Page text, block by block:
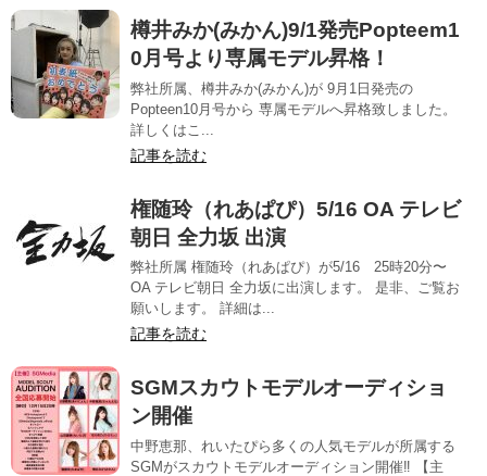
樽井みか(みかん)9/1発売Popteem1
0月号より専属モデル昇格！
弊社所属、樽井みか(みかん)が 9月1日発売の
Popteen10月号から 専属モデルへ昇格致しました。
詳しくはこ...
記事を読む
権随玲（れあぱぴ）5/16 OA テレビ
朝日 全力坂 出演
弊社所属 権随玲（れあぱぴ）が5/16 25時20分〜
OA テレビ朝日 全力坂に出演します。 是非、ご覧お
願いします。 詳細は...
記事を読む
SGMスカウトモデルオーディショ
ン開催
中野恵那、れいたぴら多くの人気モデルが所属する
SGMがスカウトモデルオーディション開催‼️ 【主